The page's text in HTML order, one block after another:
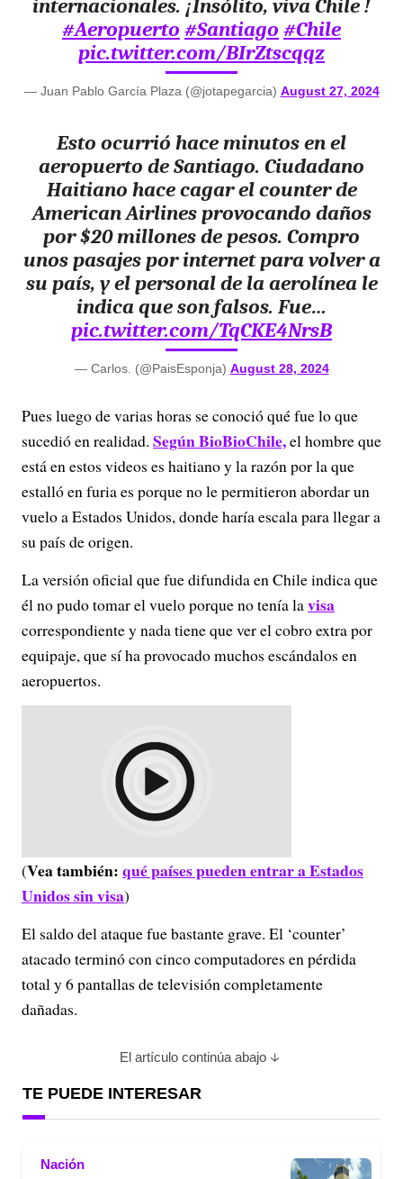
internacionales. ¡Insólito, viva Chile !
#Aeropuerto #Santiago #Chile
pic.twitter.com/BIrZtscqqz
— Juan Pablo García Plaza (@jotapegarcia) August 27, 2024
Esto ocurrió hace minutos en el
aeropuerto de Santiago. Ciudadano
Haitiano hace cagar el counter de
American Airlines provocando daños
por $20 millones de pesos. Compro
unos pasajes por internet para volver a
su país, y el personal de la aerolínea le
indica que son falsos. Fue…
pic.twitter.com/TqCKE4NrsB
— Carlos. (@PaisEsponja) August 28, 2024
Pues luego de varias horas se conoció qué fue lo que
sucedió en realidad. Según BioBioChile,el hombre que
está en estos videos es haitiano y la razón por la que
estalló en furia es porque no le permitieron abordar un
vuelo a Estados Unidos, donde haría escala para llegar a
su país de origen.
La versión oficial que fue difundida en Chile indica que
él no pudo tomar el vuelo porque no tenía lavisa
correspondiente y nada tiene que ver el cobro extra por
equipaje, que sí ha provocado muchos escándalos en
aeropuertos.
(Vea también:qué países pueden entrar a Estados
Unidos sin visa)
El saldo del ataque fue bastante grave. El ‘counter’
atacado terminó con cinco computadores en pérdida
total y 6 pantallas de televisión completamente
dañadas.
El artículo continúa abajo
TE PUEDE INTERESAR
Nación